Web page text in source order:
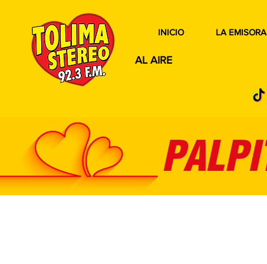
AL AIRE
INICIO LA EMISORA